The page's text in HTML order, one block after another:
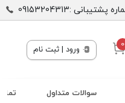
پشتیبانی :09153204313
0 ورود | ثبت نام
سوالات متداول